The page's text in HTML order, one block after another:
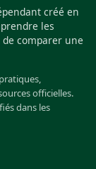
créé en
les
comparer une
officielles.
dans les